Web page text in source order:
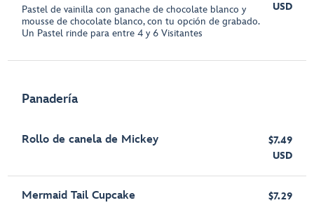
Pastel de vainilla con ganache de chocolate blanco y
mousse de chocolate blanco, con tu opción de grabado.
Un Pastel rinde para entre 4 y 6 Visitantes
USD
Panadería
Rollo de canela de Mickey
$7.49
USD
Mermaid Tail Cupcake
$7.29